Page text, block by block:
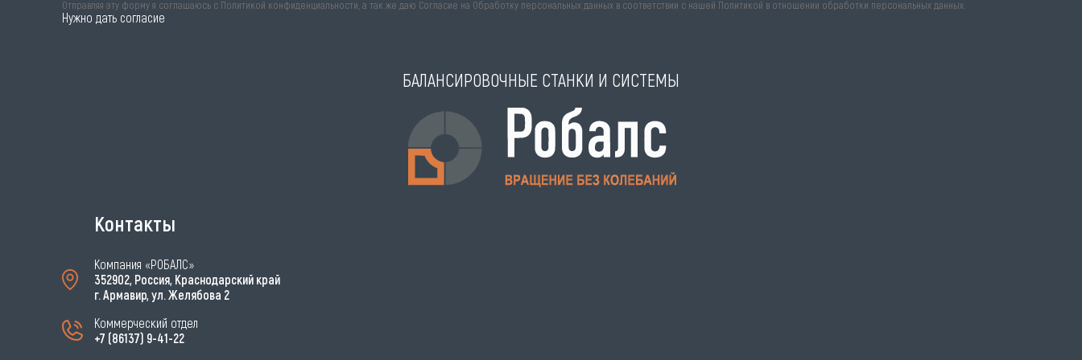
Отправляя эту форму я соглашаюсь с Политикой конфиденциальности , а так же даю Согласие на Обработку персональных данных в соответствии с нашей Политикой в отношении обработки персональных данных
Нужно дать согласие
БАЛАНСИРОВОЧНЫЕ СТАНКИ И СИСТЕМЫ
Контакты
Компания «РОБАЛС»
352902, Россия, Краснодарский край
г. Армавир, ул. Желябова 2
Коммерческий отдел
+7 (86137) 9-41-22